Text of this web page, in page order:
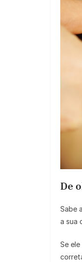
De
Sabe
a sua
Se